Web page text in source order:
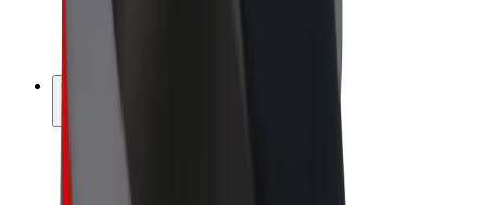
Colabora con Bolt